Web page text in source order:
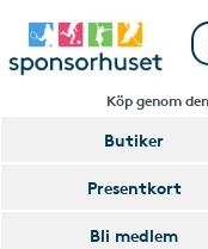
Köp genom
Butiker
Presentkort
Bli medlem